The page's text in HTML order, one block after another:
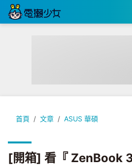
首頁 文章 ASUS 華碩
[開箱] 看『 ZenBook 3
[開箱] 看『 ZenBook